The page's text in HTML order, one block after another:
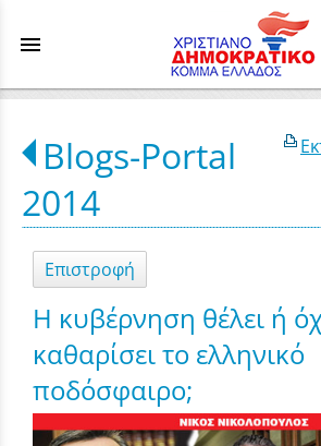
menu
Blogs-Portal
2014
Επιστροφή
Η κυβέρνηση θέλει ή
καθαρίσει το ελληνικό
ποδόσφαιρο;